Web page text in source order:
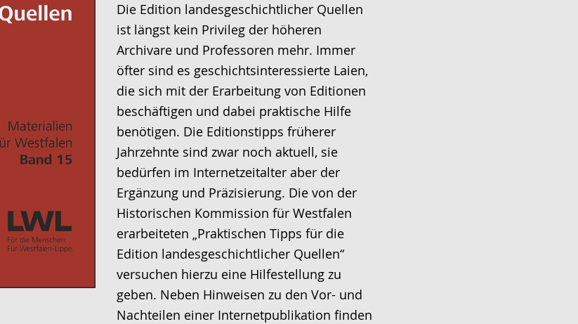
wird
angezeigt.
Die Edition landesgeschichtlicher Quellen
ist längst kein Privileg der höheren
Archivare und Professoren mehr. Immer
öfter sind es geschichtsinteressierte Laien,
die sich mit der Erarbeitung von Editionen
beschäftigen und dabei praktische Hilfe
benötigen. Die Editionstipps früherer
Jahrzehnte sind zwar noch aktuell, sie
bedürfen im Internetzeitalter aber der
Ergänzung und Präzisierung. Die von der
Historischen Kommission für Westfalen
erarbeiteten „Praktischen Tipps für die
Edition landesgeschichtlicher Quellen“
versuchen hierzu eine Hilfestellung zu
geben. Neben Hinweisen zu den Vor- und
Nachteilen einer Internetpublikation finden